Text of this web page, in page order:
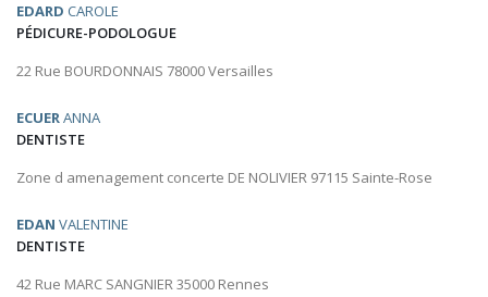
EDARD CAROLE
PÉDICURE-PODOLOGUE
22 Rue BOURDONNAIS 78000 Versailles
ECUERANNA
DENTISTE
Zone d amenagement concerte DE NOLIVIER 97115 Sainte-Rose
EDAN VALENTINE
DENTISTE
42 Rue MARC SANGNIER 35000 Rennes